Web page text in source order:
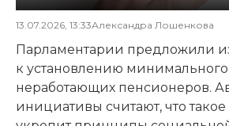
13.07.2026, 13:33Александра Лошенкова
Парламентарии предложили
к установлению
неработающих пенсионеров.
инициативы считают, что